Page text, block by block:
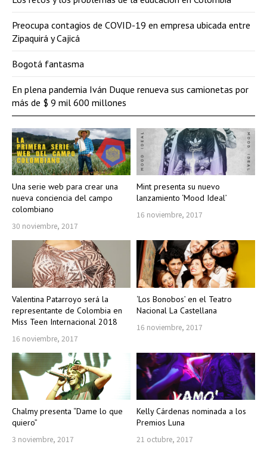
Una serie web para crear una
nueva conciencia del campo
colombiano
30 noviembre, 2017
Mint presenta su nuevo
lanzamiento ‘Mood Ideal’
16 noviembre, 2017
Valentina Patarroyo será la
representante de Colombia en
Miss Teen Internacional 2018
16 noviembre, 2017
‘Los Bonobos’ en el Teatro
Nacional La Castellana
16 noviembre, 2017
Chalmy presenta “Dame lo que
quiero”
3 noviembre, 2017
Kelly Cárdenas nominada a los
Premios Luna
21 octubre, 2017
Preocupa contagios de COVID-19 en empresa ubicada entre
Zipaquirá y Cajicá
Bogotá fantasma
En plena pandemia Iván Duque renueva sus camionetas por
más de $ 9 mil 600 millones